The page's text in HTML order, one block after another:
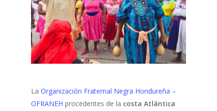
La Organización Fraternal Negra Hondureña –
OFRANEH procedentes de la costa Atlántica